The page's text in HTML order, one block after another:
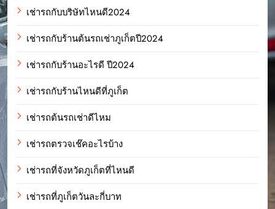
เช่ารถกับบริษัทไหนดี2024
เช่ารถกับร้านต้นรถเช่าภูเก็ตปี2024
เช่ารถกับร้านอะไรดี ปี2024
เช่ารถกับร้านไหนดีที่ภูเก็ต
เช่ารถต้นรถเช่าดีไหม
เช่ารถตรวจเช๊คอะไรบ้าง
เช่ารถที่จังหวัดภูเก็ตที่ไหนดี
เช่ารถที่ภูเก็ตวันละกี่บาท